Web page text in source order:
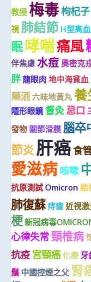
教授 梅毒枸杞子
視 肺結節 H型高
眠哮喘痛風
伴焦慮 水痘 奧密克
胖龍眼肉 地中海貧血
藥酒 六味地黃丸 養
隱形眼鏡 督灸忌口
發物 關節滑膜 腦卒
節炎肝癌食
愛滋病咳嗽
抗原測試 Omicron 結
肺復蘇痔瘡 近視
梗新冠病毒
心律失常頸椎病
抗疫宮頸癌化療 牙
鬚 中國控煙之父 腎